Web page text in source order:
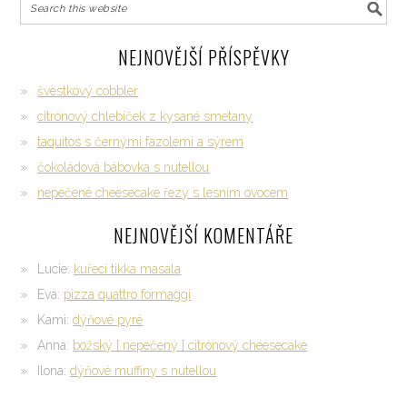
NEJNOVĚJŠÍ PŘÍSPĚVKY
švestkový cobbler
citrónový chlebíček z kysané smetany
taquitos s černými fazolemi a sýrem
čokoládová bábovka s nutellou
nepečené cheesecake řezy s lesním ovocem
NEJNOVĚJŠÍ KOMENTÁŘE
Lucie: kuřecí tikka masala
Eva: pizza quattro formaggi
Kami:dýňové pyré
Anna: božský { nepečený } citrónový cheesecake
Ilona:dýňové muffiny s nutellou